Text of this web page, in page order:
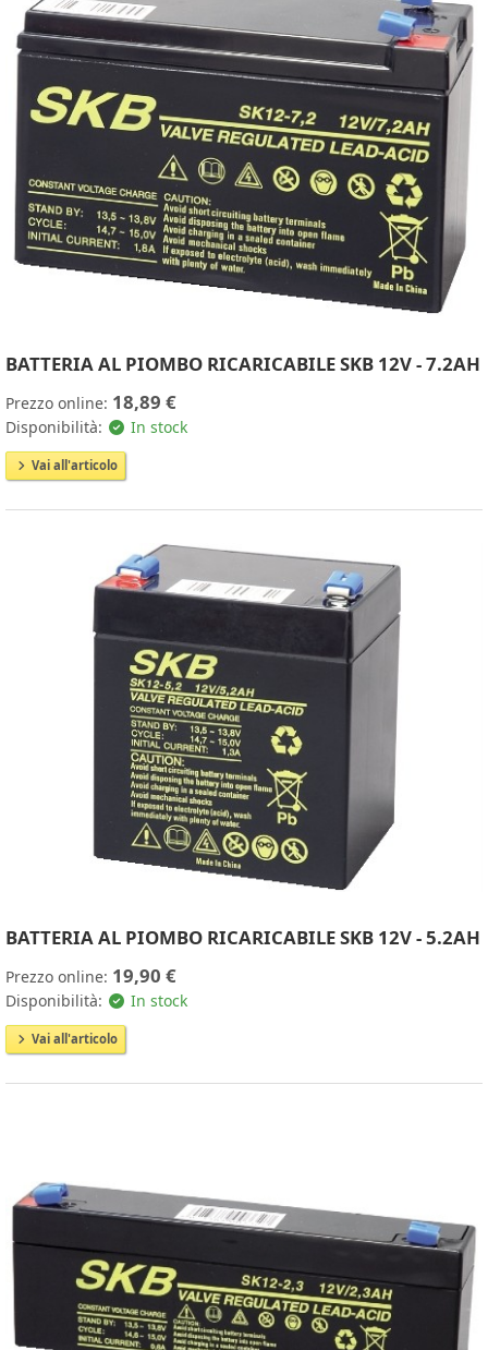
BATTERIA AL PIOMBO RICARICABILE SKB 12V - 7.2AH
Prezzo online: 18,89 €
Disponibilità: In stock
Vai all'articolo
BATTERIA AL PIOMBO RICARICABILE SKB 12V - 5.2AH
Prezzo online: 19,90 €
Disponibilità: In stock
Vai all'articolo